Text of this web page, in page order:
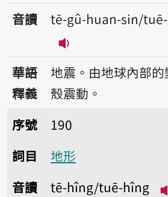
音讀
tē-gû-huan-sin/
播放音讀tē-gû-
華語
釋義
地震。由地球內部
殼震動。
序號190地形
序號
190
詞目
地形
音讀
tē-hîng/tuē-hîng